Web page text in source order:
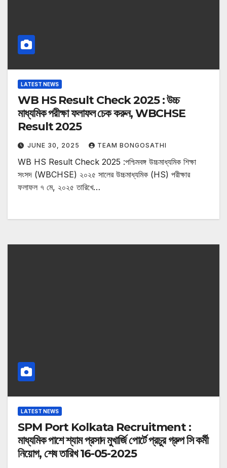
LATEST NEWS
WB HS Result Check 2025 : উচ্চ
মাধ্যমিক পরীক্ষা ফলাফল চেক করুন, WBCHSE
Result 2025
JUNE 30, 2025 TEAM BONGOSATHI
WB HS Result Check 2025 :পশ্চিমবঙ্গ উচ্চমাধ্যমিক শিক্ষা
সংসদ (WBCHSE) ২০২৫ সালের উচ্চমাধ্যমিক (HS) পরীক্ষার
ফলাফল ৭ মে, ২০২৫ তারিখে…
LATEST NEWS
SPM Port Kolkata Recruitment :
মাধ্যমিক পাশে শ্যাম প্রসাদ মুখার্জি পোর্টে প্রচুর গ্রুপ সি কর্মী
নিয়োগ, শেষ তারিখ 16-05-2025